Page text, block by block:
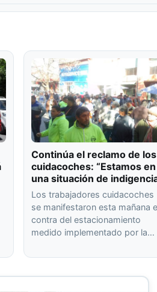
Continúa el reclamo de los
cuidacoches: “Estamos en
una situación de
Los trabajadores cuidacoches
se manifestaron esta mañana
contra del estacionamiento
medido implementado por la…